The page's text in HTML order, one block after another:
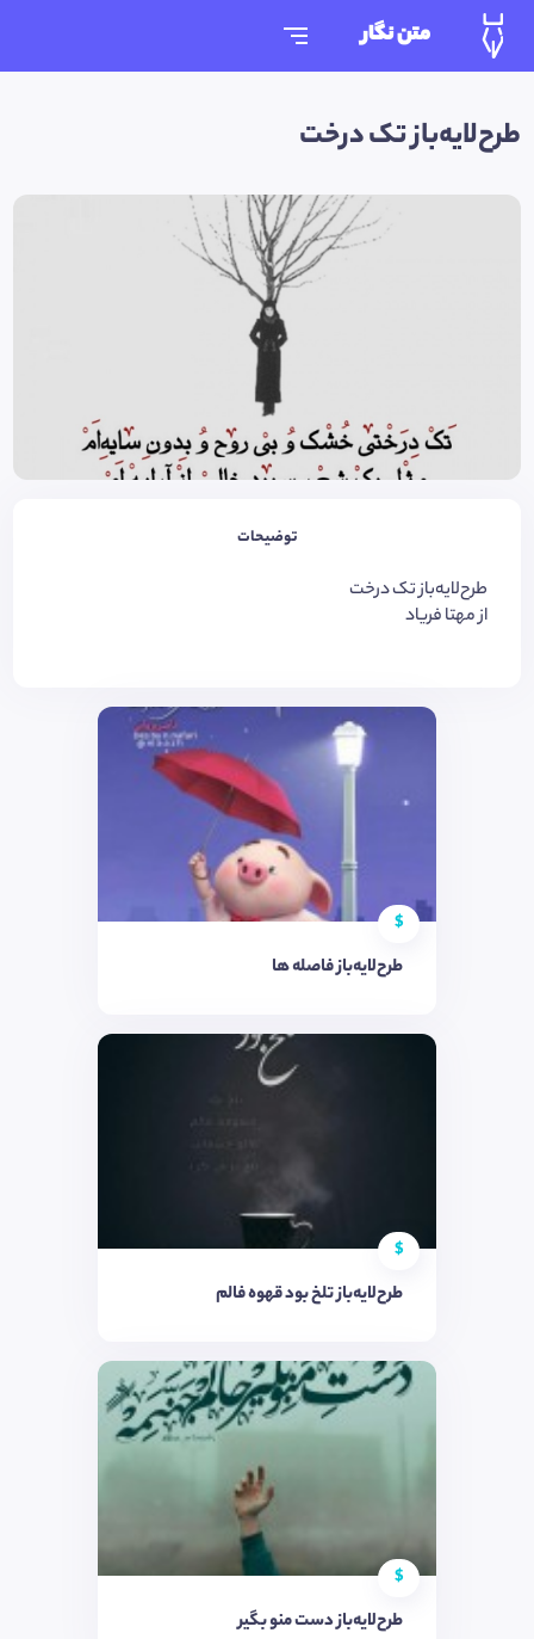
متن نگار
طرح‌لایه‌باز تک درخت
توضیحات
طرح‌لایه‌باز تک درخت
از مهتا فریاد
$
طرح‌لایه‌باز فاصله ها
$
طرح‌لایه‌باز تلخ بود قهوه فالم
$
طرح‌لایه‌باز دست منو بگیر